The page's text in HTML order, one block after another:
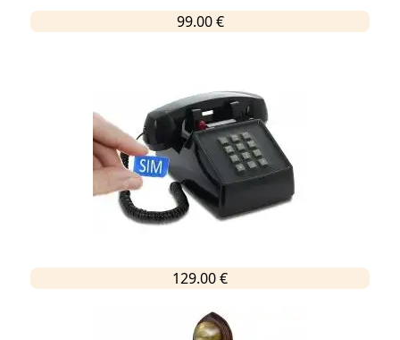
99.00 €
129.00 €